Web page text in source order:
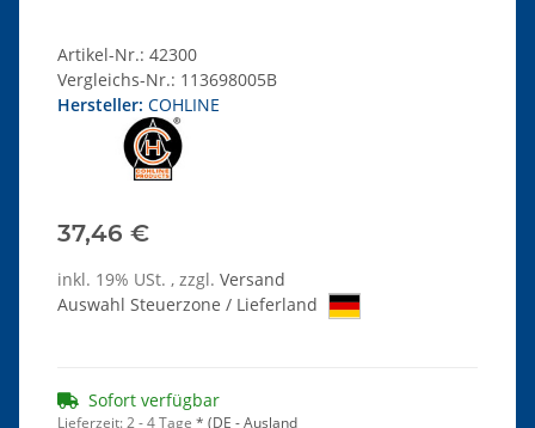
Artikel-Nr.: 42300
Vergleichs-Nr.: 113698005B
Hersteller: COHLINE
37,46 €
inkl. 19% USt. , zzgl. Versand
Auswahl Steuerzone / Lieferland
Sofort verfügbar
Lieferzeit:2 - 4 Tage * (DE - Ausland